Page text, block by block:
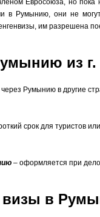
Евросоюза, но пока
в Румынию, они не
им разрешена
из г.
Румынию в другие
срок для туристов
– оформляется при
в